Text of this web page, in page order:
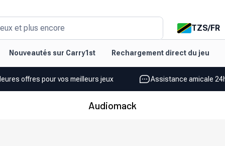
et plus encore TZS/FR
Nouveautés sur Carry1st Rechargement direct du jeu
offres pour vos meilleurs jeux Assistance amicale
Audiomack